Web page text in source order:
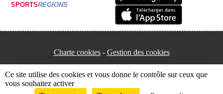
SPORTSREGIONS
Charte cookies Gestion des cookies
Ce site utilise des cookies et vous donne le contrôle sur ceux que
vous souhaitez activer